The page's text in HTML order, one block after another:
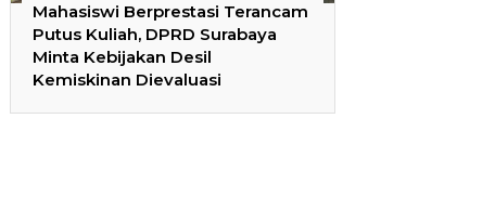
Mahasiswi Berprestasi Terancam
Putus Kuliah, DPRD Surabaya
Minta Kebijakan Desil
Kemiskinan Dievaluasi